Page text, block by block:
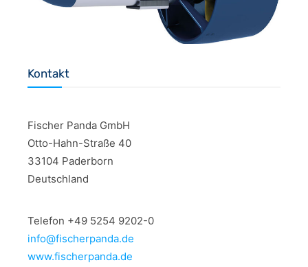
Kontakt
Fischer Panda GmbH
Otto-Hahn-Straße 40
33104 Paderborn
Deutschland
Telefon +49 5254 9202-0
info@fischerpanda.de
www.fischerpanda.de